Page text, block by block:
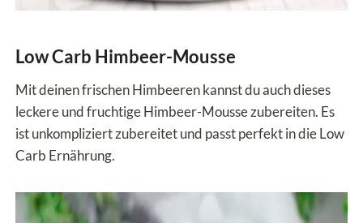
Low Carb Himbeer-Mousse
Mit deinen frischen Himbeeren kannst du auch dieses
leckere und fruchtige Himbeer-Mousse zubereiten. Es
ist unkompliziert zubereitet und passt perfekt in die Low
Carb Ernährung.